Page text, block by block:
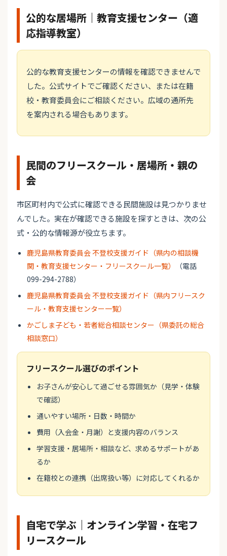
公的な居場所｜教育支援センター（適
応指導教室）
公的な教育支援センターの情報を確認できませんで
した。公式サイトでご確認ください、または在籍
校・教育委員会にご相談ください。広域の通所先
を案内される場合もあります。
民間のフリースクール・居場所・親の
会
市区町村内で公式に確認できる民間施設は見つかりませ
んでした。実在が確認できる施設を探すときは、次の公
式・公的な情報源が役立ちます。
鹿児島県教育委員会 不登校支援ガイド（県内の相談機
関・教育支援センター・フリースクール一覧）
（電話
099-294-2788）
鹿児島県教育委員会 不登校支援ガイド（県内フリースク
ール・教育支援センター一覧）
かごしま子ども・若者総合相談センター（県委託の総合
相談窓口）
フリースクール選びのポイント
お子さんが安心して過ごせる雰囲気か（見学・体験
で確認）
通いやすい場所・日数・時間か
費用（入会金・月謝）と支援内容のバランス
学習支援・居場所・相談など、求めるサポートがあ
るか
在籍校との連携（出席扱い等）に対応してくれるか
自宅で学ぶ｜オンライン学習・在宅フ
リースクール